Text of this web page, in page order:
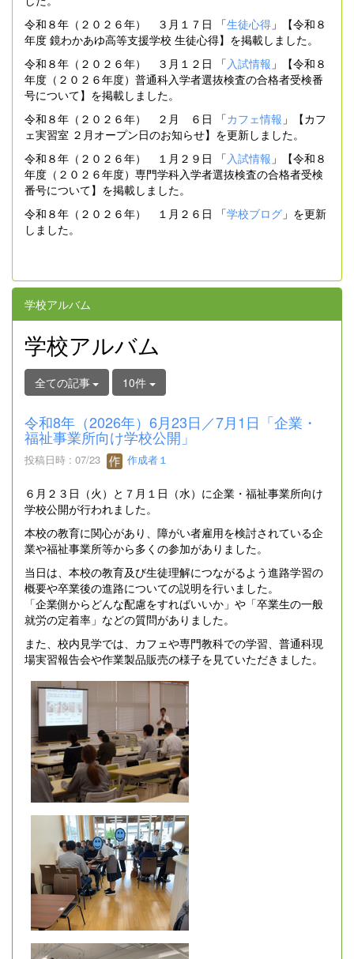
令和８年（２０２６年） ３月１７日 「生徒心得 」【令和８
年度 鏡わかあゆ高等支援学校 生徒心得】を掲載しました。
令和８年（２０２６年） ３月１２日 「入試情報 」【令和８
年度（２０２６年度）普通科入学者選抜検査の合格者受検番
号について】を掲載しました。
令和８年（２０２６年） ２月 ６日 「カフェ情報 」【カフ
ェ実習室 ２月オープン日のお知らせ】を更新しました。
令和８年（２０２６年） １月２９日 「入試情報 」【令和８
年度（２０２６年度）専門学科入学者選抜検査の合格者受検
番号について】を掲載しました。
令和８年（２０２６年） １月２６日 「学校ブログ 」を更新
しました。
学校アルバム
学校アルバム
全ての記事 10件
令和8年（2026年）6月23日／7月1日「企業・
福祉事業所向け学校公開」
投稿日時 : 07/23 作成者１
６月２３日（火）と７月１日（水）に企業・福祉事業所向け
学校公開が行われました。
本校の教育に関心があり、障がい者雇用を検討されている企
業や福祉事業所等から多くの参加がありました。
当日は、本校の教育及び生徒理解につながるよう進路学習の
概要や卒業後の進路についての説明を行いました。
「企業側からどんな配慮をすればいいか」や「卒業生の一般
就労の定着率」などの質問がありました。
また、校内見学では、カフェや専門教科での学習、普通科現
場実習報告会や作業製品販売の様子を見ていただきました。